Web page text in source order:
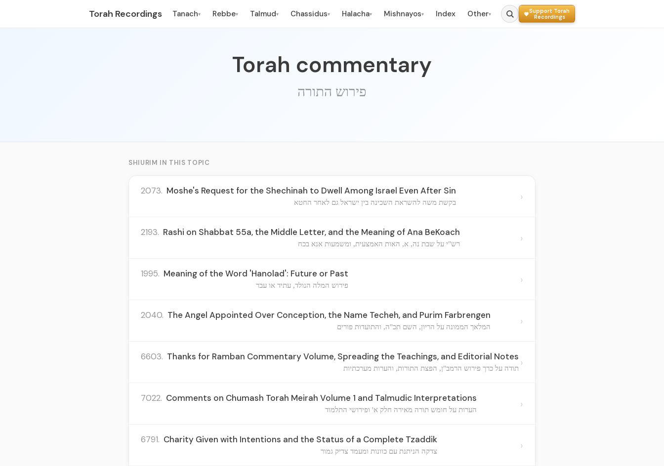
Torah Recordings Tanach▾ Rebbe▾ Talmud▾ Chassidus▾ Halacha▾ Mishnayos▾ Index Other▾
Support Torah
Recordings
Torah commentary
פירוש התורה
SHIURIM IN THIS TOPIC
2073. Moshe's Request for the Shechinah to Dwell Among Israel Even After Sin
בקשת משה להשראת השכינה בין ישראל גם לאחר החטא ›
2193. Rashi on Shabbat 55a, the Middle Letter, and the Meaning of Ana BeKoach
רש"י על שבת נה, א, האות האמצעית, ומשמעות אנא בכח ›
1995. Meaning of the Word 'Hanolad': Future or Past
פירוש המלה הנולד, עתיד או עבר ›
2040. The Angel Appointed Over Conception, the Name Techeh, and Purim Farbrengen
המלאך הממונה על הריון, השם תכ"ה, והתועדות פורים ›
6603. Thanks for Ramban Commentary Volume, Spreading the Teachings, and Editorial Notes
תודה על כרך פירוש הרמב"ן, הפצת התורות, והערות מערכתיות ›
7022. Comments on Chumash Torah Meirah Volume 1 and Talmudic Interpretations
הערות על חומש תורה מאירה חלק א' ופירושי התלמוד ›
6791. Charity Given with Intentions and the Status of a Complete Tzaddik
צדקה הניתנת עם כוונות ומעמד צדיק גמור ›